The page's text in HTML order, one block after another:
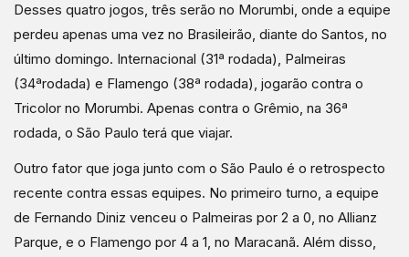
Desses quatro jogos, três serão no Morumbi, onde a equipe
perdeu apenas uma vez no Brasileirão, diante do Santos, no
último domingo. Internacional (31ª rodada), Palmeiras
(34ªrodada) e Flamengo (38ª rodada), jogarão contra o
Tricolor no Morumbi. Apenas contra o Grêmio, na 36ª
rodada, o São Paulo terá que viajar.
Outro fator que joga junto com o São Paulo é o retrospecto
recente contra essas equipes. No primeiro turno, a equipe
de Fernando Diniz venceu o Palmeiras por 2 a 0, no Allianz
Parque, e o Flamengo por 4 a 1, no Maracanã. Além disso,